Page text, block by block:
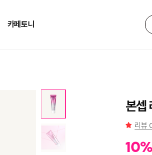
카페토니
본셉
리뷰
10%